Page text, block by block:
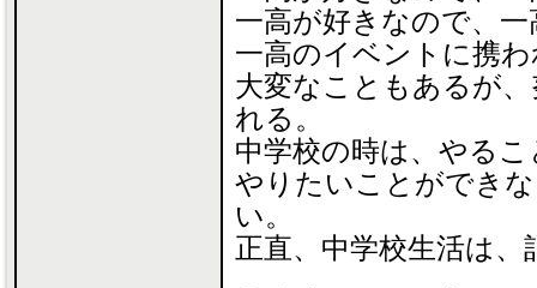
一高が好きなので、
一高のイベントに携
大変なこともあるが
れる。
中学校の時は、やる
やりたいことができ
い。
正直、中学校生活は